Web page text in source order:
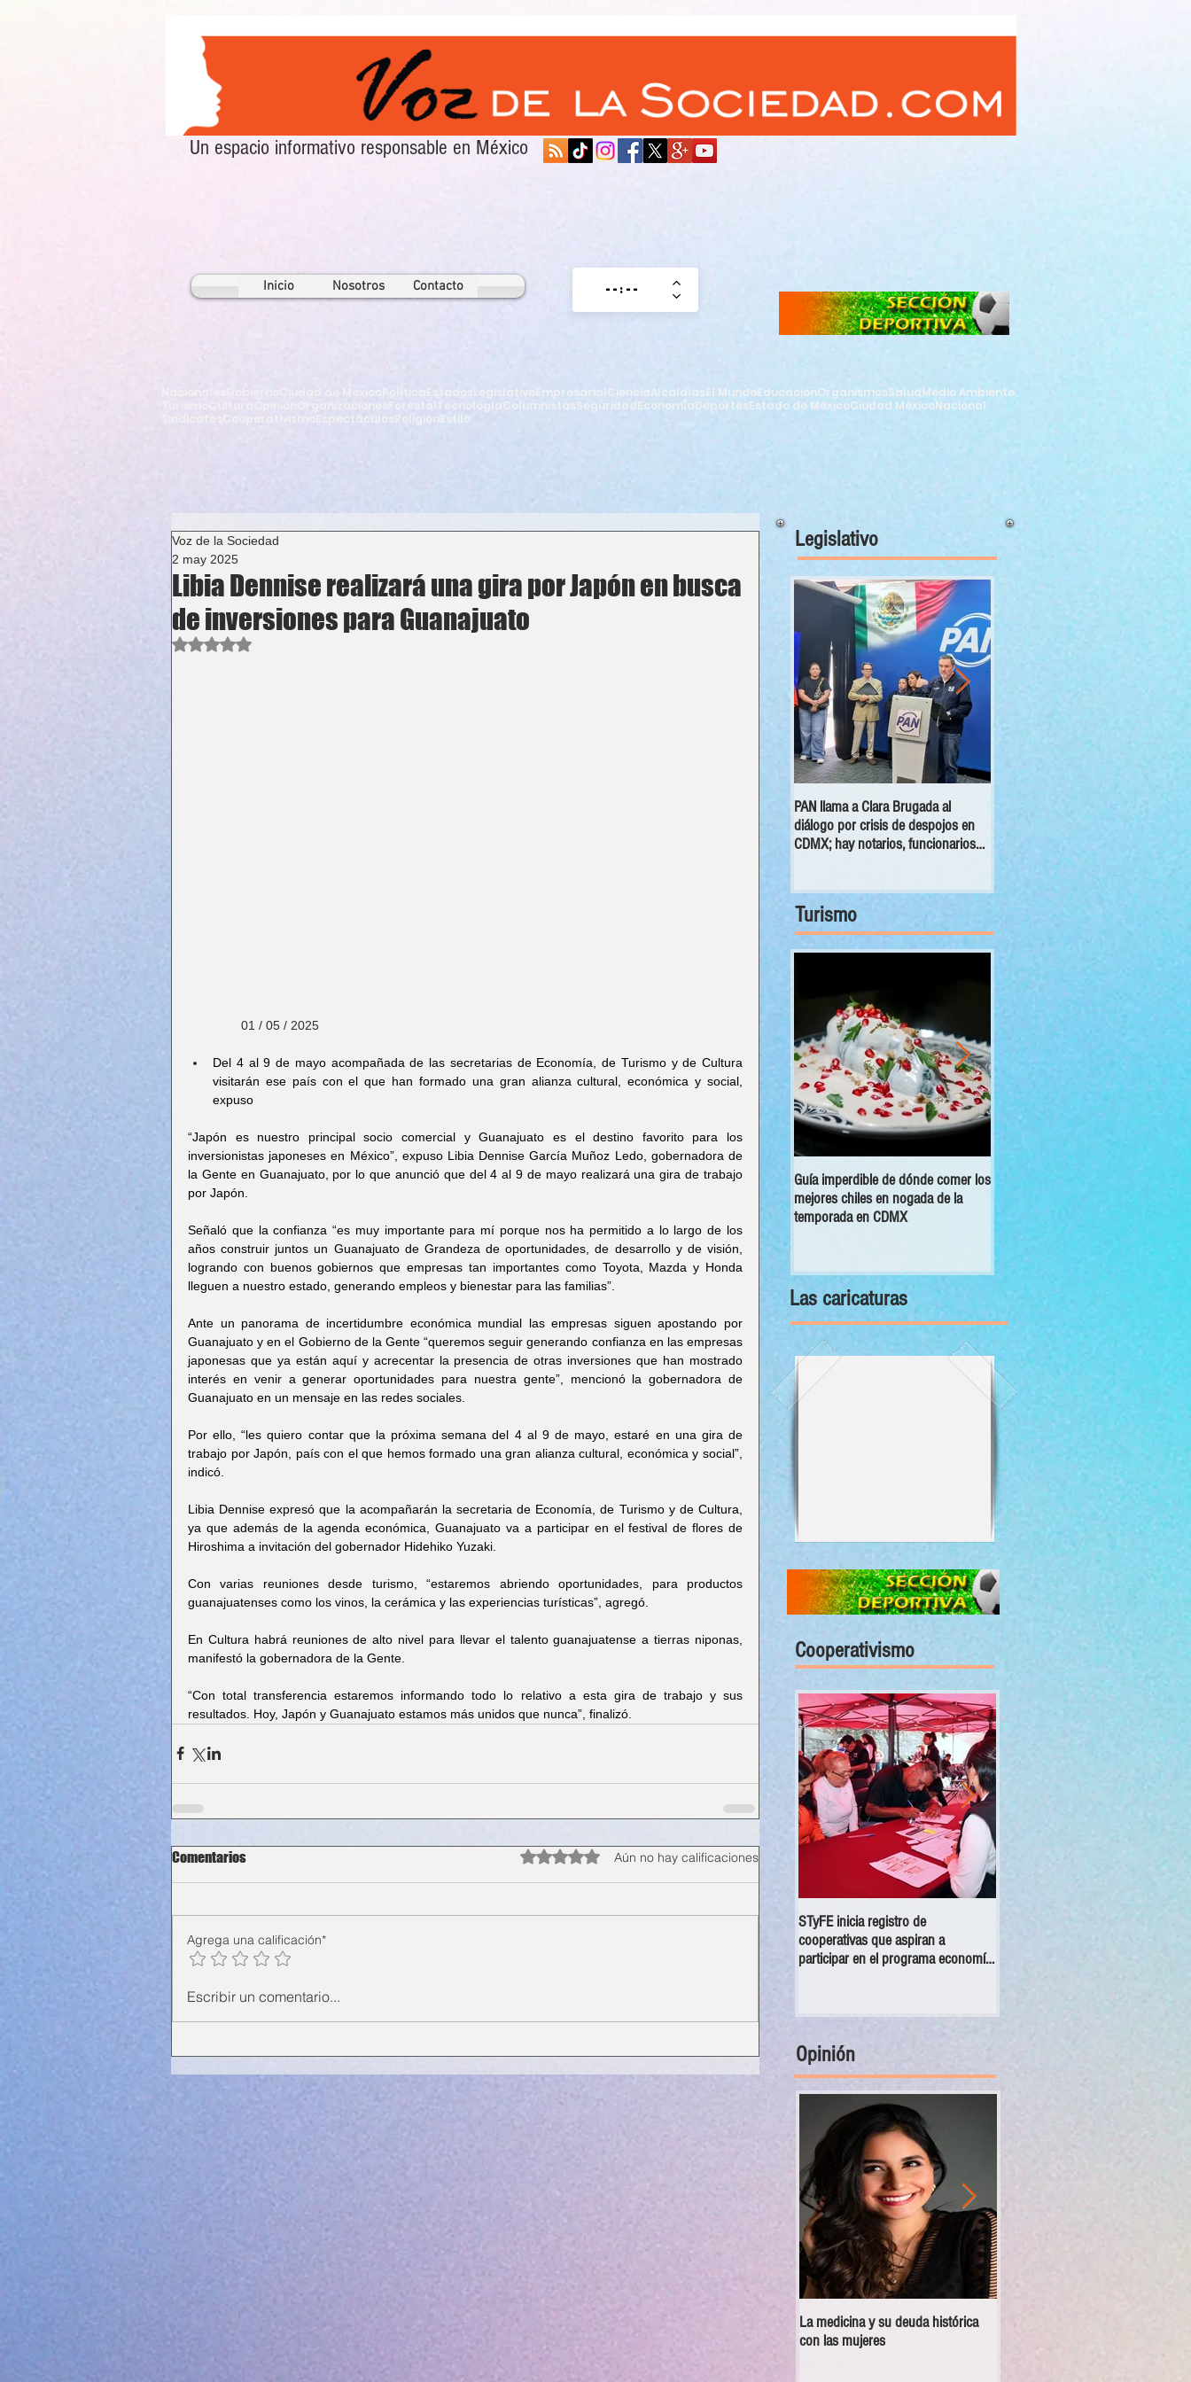
Un espacio informativo responsable en México
Inicio Nosotros Contacto
Estados Legislativo EmpresarialCienciaAlcaldíasEl MundoEducaciónOrganismosSaludMedio Ambiente
Organizaciones Forestal TecnologíaColumnistasSeguridadEconomíaDeportesEstado de MéxicoCiudad MéxicoNacional
Sindicatos
Cooperativismo Espectáculos Religión Estilo
Libia Dennise realizará una gira por Japón en busca
de inversiones para Guanajuato
Voz de la Sociedad
2 may 2025
Obtuvo NaN de 5 estrellas.
               01 / 05 / 2025
Del 4 al 9 de mayo acompañada de las secretarias de Economía, de Turismo y de Cultura
visitarán ese país con el que han formado una gran alianza cultural, económica y social,
expuso
“Japón es nuestro principal socio comercial y Guanajuato es el destino favorito para los
inversionistas japoneses en México”, expuso Libia Dennise García Muñoz Ledo, gobernadora de
la Gente en Guanajuato, por lo que anunció que del 4 al 9 de mayo realizará una gira de trabajo
por Japón.
Señaló que la confianza “es muy importante para mí porque nos ha permitido a lo largo de los
años construir juntos un Guanajuato de Grandeza de oportunidades, de desarrollo y de visión,
logrando con buenos gobiernos que empresas tan importantes como Toyota, Mazda y Honda
lleguen a nuestro estado, generando empleos y bienestar para las familias”.
Ante un panorama de incertidumbre económica mundial las empresas siguen apostando por
Guanajuato y en el Gobierno de la Gente “queremos seguir generando confianza en las empresas
japonesas que ya están aquí y acrecentar la presencia de otras inversiones que han mostrado
interés en venir a generar oportunidades para nuestra gente”, mencionó la gobernadora de
Guanajuato en un mensaje en las redes sociales.
Por ello, “les quiero contar que la próxima semana del 4 al 9 de mayo, estaré en una gira de
trabajo por Japón, país con el que hemos formado una gran alianza cultural, económica y social”,
indicó.
Libia Dennise expresó que la acompañarán la secretaria de Economía, de Turismo y de Cultura,
ya que además de la agenda económica, Guanajuato va a participar en el festival de flores de
Hiroshima a invitación del gobernador Hidehiko Yuzaki.
Con varias reuniones desde turismo, “estaremos abriendo oportunidades, para productos
guanajuatenses como los vinos, la cerámica y las experiencias turísticas”, agregó.
En Cultura habrá reuniones de alto nivel para llevar el talento guanajuatense a tierras niponas,
manifestó la gobernadora de la Gente.
“Con total transferencia estaremos informando todo lo relativo a esta gira de trabajo y sus
resultados. Hoy, Japón y Guanajuato estamos más unidos que nunca”, finalizó.
Comentarios Obtuvo 0 de 5 estrellas.Aún no hay calificaciones
Agrega una calificación*
Escribir un comentario...
Legislativo
PAN llama a Clara Brugada al
diálogo por crisis de despojos en
CDMX; hay notarios, funcionarios
Rebeca Peralta pide fortalecer la
la cultura y la participación
comunitaria
Turismo
Guía imperdible de dónde comer los
mejores chiles en nogada de la
temporada en CDMX
Las caricaturas
Cooperativismo
STyFE inicia registro de
cooperativas que aspiran a
participar en el programa economía
Opinión
La medicina y su deuda histórica
con las mujeres